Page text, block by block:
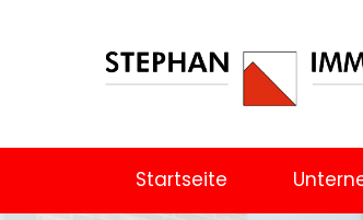
Startseite